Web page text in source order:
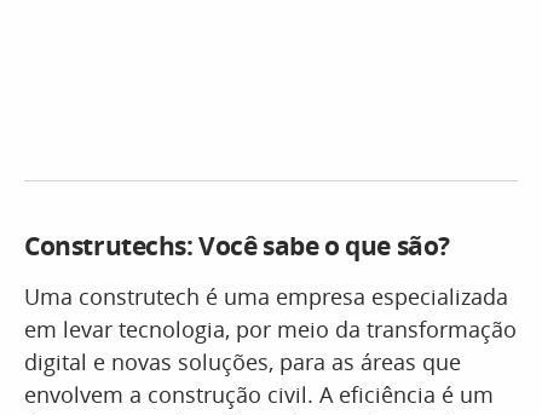
Construtechs: Você sabe o que são?
Uma construtech é uma empresa especializada
em levar tecnologia, por meio da transformação
digital e novas soluções, para as áreas que
envolvem a construção civil. A eficiência é um